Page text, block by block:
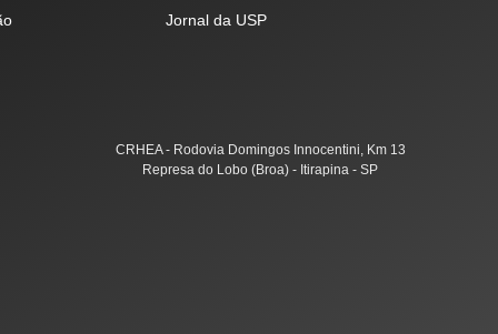
Jornal da USP
CRHEA - Rodovia Domingos Innocentini, Km 13
Represa do Lobo (Broa) - Itirapina - SP